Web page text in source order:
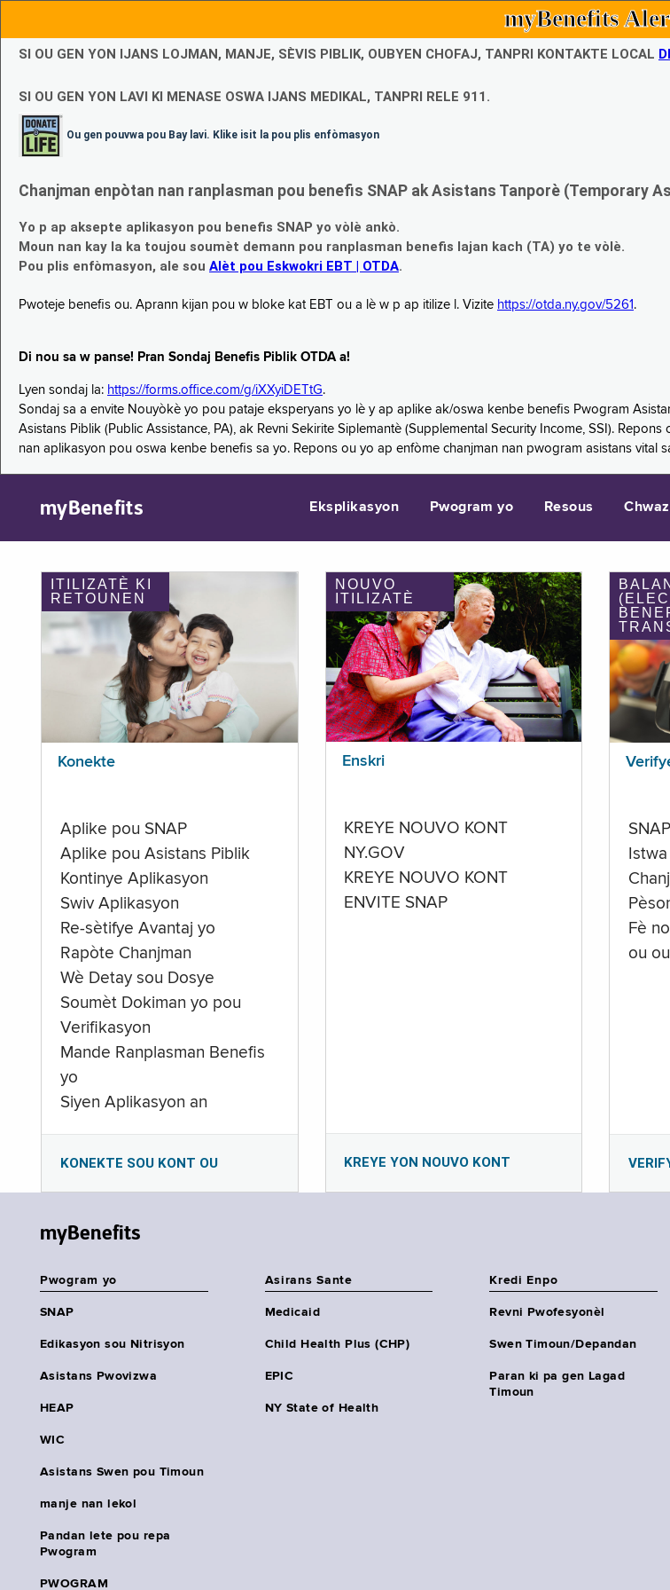
myBenefits
SI OU GEN YON IJANS LOJMAN, MANJE, SÈVIS PIBLIK, OUBYEN CHOFAJ, TANPRI KONTAKTE LOCAL
SI OU GEN YON LAVI KI MENASE OSWA IJANS MEDIKAL, TANPRI RELE 911.
Ou gen pouvwa pou Bay lavi. Klike isit la pou plis enfòmasyon
Chanjman enpòtan nan ranplasman pou benefis SNAP ak Asistans Tanporè (Temporary
Yo p ap aksepte aplikasyon pou benefis SNAP yo vòlè ankò.
Moun nan kay la ka toujou soumèt demann pou ranplasman benefis lajan kach (TA) yo te vòlè.
Pou plis enfòmasyon, ale sou Alèt pou Eskwokri EBT | OTDA.
Pwoteje benefis ou. Aprann kijan pou w bloke kat EBT ou a lè w p ap itilize l. Vizite https://otda.ny.gov/5261 .
Di nou sa w panse! Pran Sondaj Benefis Piblik OTDA a!
Lyen sondaj la: https://forms.office.com/g/iXXyiDETtG.
Sondaj sa a envite Nouyòkè yo pou pataje eksperyans yo lè y ap aplike ak/oswa kenbe benefis Pwogram
Asistans Piblik (Public Assistance, PA), ak Revni Sekirite Siplemantè (Supplemental Security Income, SSI).
nan aplikasyon pou oswa kenbe benefis sa yo. Repons ou yo ap enfòme chanjman nan pwogram asistans vital
myBenefits Eksplikasyon Pwogram yo Resous
ITILIZATÈ KI
RETOUNEN
Konekte
Aplike pou SNAP
Aplike pou Asistans Piblik
Kontinye Aplikasyon
Swiv Aplikasyon
Re-sètifye Avantaj yo
Rapòte Chanjman
Wè Detay sou Dosye
Soumèt Dokiman yo pou
Verifikasyon
Mande Ranplasman Benefis
yo
Siyen Aplikasyon an
KONEKTE SOU KONT OU
NOUVO
ITILIZATÈ
Enskri
KREYE NOUVO KONT
NY.GOV
KREYE NOUVO KONT
ENVITE SNAP
KREYE YON NOUVO KONT
Fè
ou
myBenefits
Pwogram yo
SNAP
Edikasyon sou Nitrisyon
Asistans Pwovizwa
HEAP
WIC
Asistans Swen pou Timoun
manje nan lekol
Pandan lete pou repa
Pwogram
PWOGRAM
Asirans Sante
Medicaid
Child Health Plus (CHP)
EPIC
NY State of Health
Kredi Enpo
Revni Pwofesyonèl
Swen Timoun/Depandan
Paran ki pa gen Lagad
Timoun